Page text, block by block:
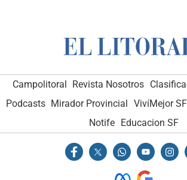
Campolitoral Revista Nosotros
Podcasts Mirador Provincial VivíMejor SF
Notife Educacion SF